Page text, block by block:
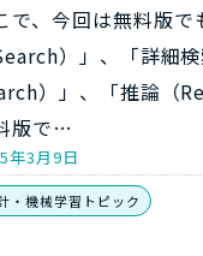
で、今回は無料版で
）」、「詳細
）」、「推論（
版で…
年3月9日
・機械学習トピック